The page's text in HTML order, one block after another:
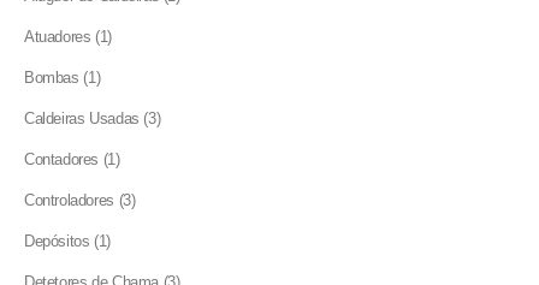
Atuadores 11
Bombas 11
Caldeiras Usadas 33
Contadores 11
Controladores 33
Depósitos 11
3